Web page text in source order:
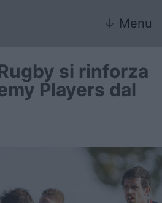
↓ Menu
si rinforza
Players dal